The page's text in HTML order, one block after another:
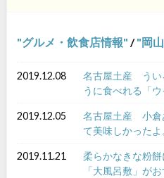
グルメ・飲食店情報 / 岡
2019.12.08
名古屋土産 うい
うに食べれる「
2019.12.05
名古屋土産 小倉
て美味しかったよ
2019.11.21
柔らかなきな粉
「大風呂敷」が